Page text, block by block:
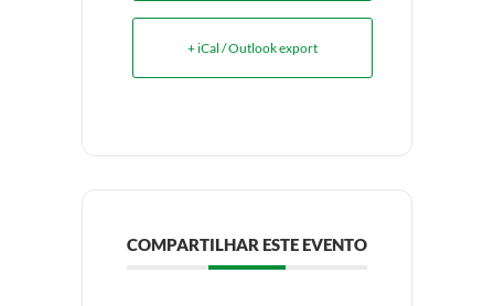
+ iCal / Outlook export
COMPARTILHAR ESTE EVENTO